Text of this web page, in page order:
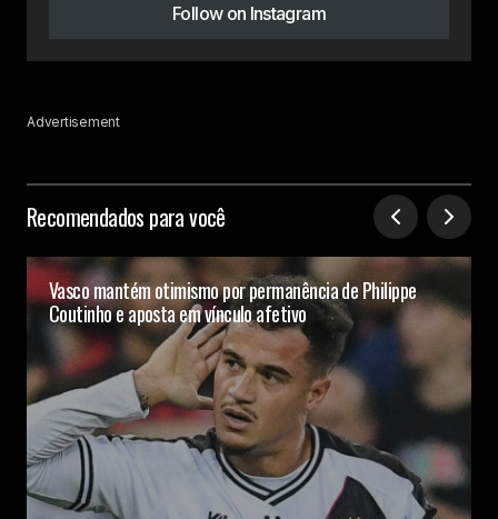
Follow on Instagram
Advertisement
Recomendados para você
Vasco mantém otimismo por permanência de Philippe
Coutinho e aposta em vínculo afetivo